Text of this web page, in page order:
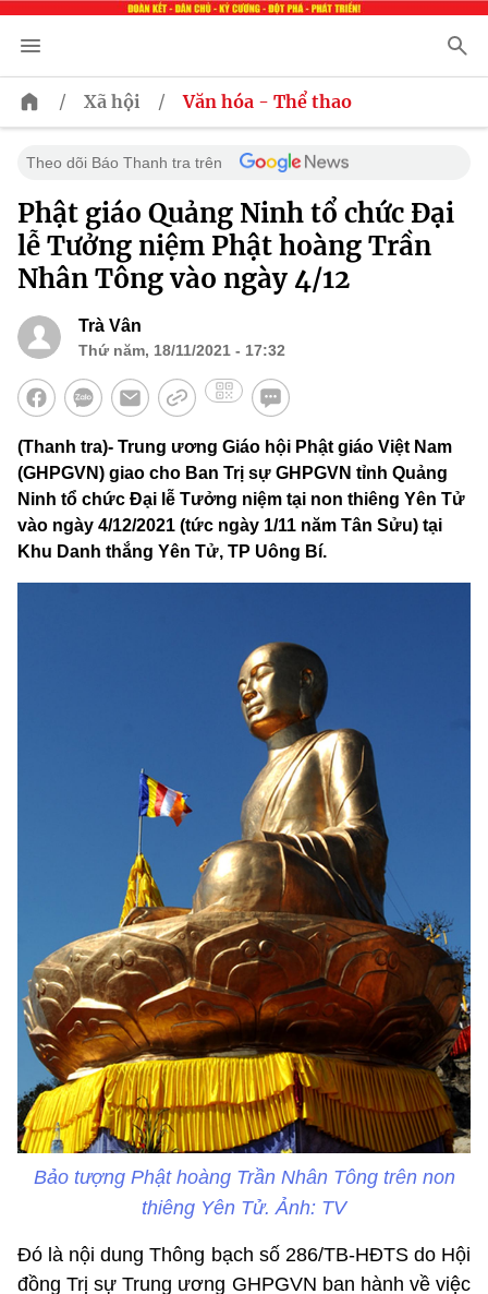
/ Xã hội / Văn hóa - Thể thao
Theo dõi Báo Thanh tra trên
Phật giáo Quảng Ninh tổ chức Đại
lễ Tưởng niệm Phật hoàng Trần
Nhân Tông vào ngày 4/12
Trà Vân
Thứ năm, 18/11/2021 - 17:32
(Thanh tra)- Trung ương Giáo hội Phật giáo Việt Nam
(GHPGVN) giao cho Ban Trị sự GHPGVN tỉnh Quảng
Ninh tổ chức Đại lễ Tưởng niệm tại non thiêng Yên Tử
vào ngày 4/12/2021 (tức ngày 1/11 năm Tân Sửu) tại
Khu Danh thắng Yên Tử, TP Uông Bí.
Bảo tượng Phật hoàng Trần Nhân Tông trên non
thiêng Yên Tử. Ảnh: TV
Đó là nội dung Thông bạch số 286/TB-HĐTS do Hội
đồng Trị sự Trung ương GHPGVN ban hành về việc